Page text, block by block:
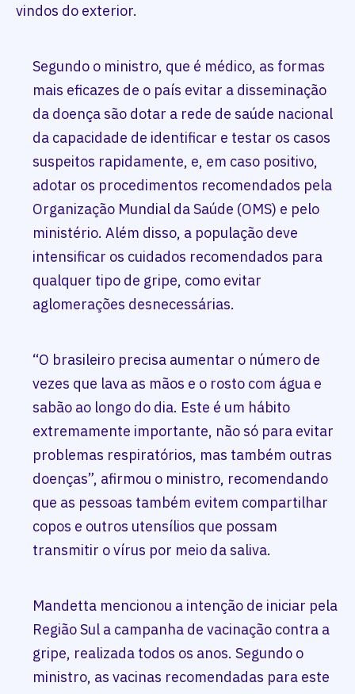
vindos do exterior.
Segundo o ministro, que é médico, as formas
mais eficazes de o país evitar a disseminação
da doença são dotar a rede de saúde nacional
da capacidade de identificar e testar os casos
suspeitos rapidamente, e, em caso positivo,
adotar os procedimentos recomendados pela
Organização Mundial da Saúde (OMS) e pelo
ministério. Além disso, a população deve
intensificar os cuidados recomendados para
qualquer tipo de gripe, como evitar
aglomerações desnecessárias.
“O brasileiro precisa aumentar o número de
vezes que lava as mãos e o rosto com água e
sabão ao longo do dia. Este é um hábito
extremamente importante, não só para evitar
problemas respiratórios, mas também outras
doenças”, afirmou o ministro, recomendando
que as pessoas também evitem compartilhar
copos e outros utensílios que possam
transmitir o vírus por meio da saliva.
Mandetta mencionou a intenção de iniciar pela
Região Sul a campanha de vacinação contra a
gripe, realizada todos os anos. Segundo o
ministro, as vacinas recomendadas para este